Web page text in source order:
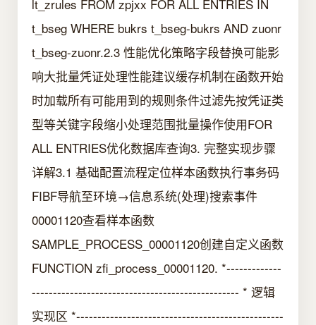
lt_zrules FROM zpjxx FOR ALL ENTRIES IN
t_bseg WHERE bukrs t_bseg-bukrs AND zuonr
t_bseg-zuonr.2.3 性能优化策略字段替换可能影
响大批量凭证处理性能建议缓存机制在函数开始
时加载所有可能用到的规则条件过滤先按凭证类
型等关键字段缩小处理范围批量操作使用FOR
ALL ENTRIES优化数据库查询3. 完整实现步骤
详解3.1 基础配置流程定位样本函数执行事务码
FIBF导航至环境→信息系统(处理)搜索事件
00001120查看样本函数
SAMPLE_PROCESS_00001120创建自定义函数
FUNCTION zfi_process_00001120. *-------------
------------------------------------------------- * 逻辑
实现区 *-------------------------------------------------